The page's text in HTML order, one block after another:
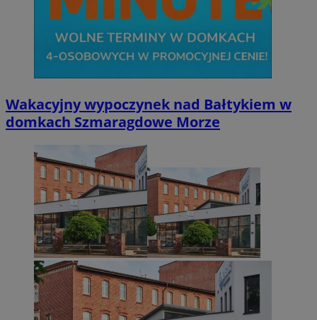
Wakacyjny wypoczynek nad Bałtykiem w
domkach Szmaragdowe Morze